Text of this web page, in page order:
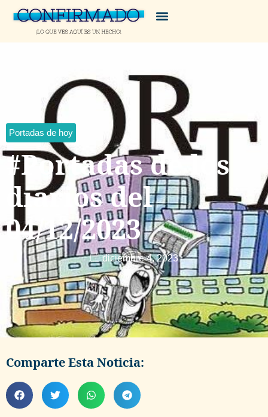
Portadas de hoy
#Portadas de los
diarios del
04/12/2023
diciembre 4, 2023
Comparte Esta Noticia: